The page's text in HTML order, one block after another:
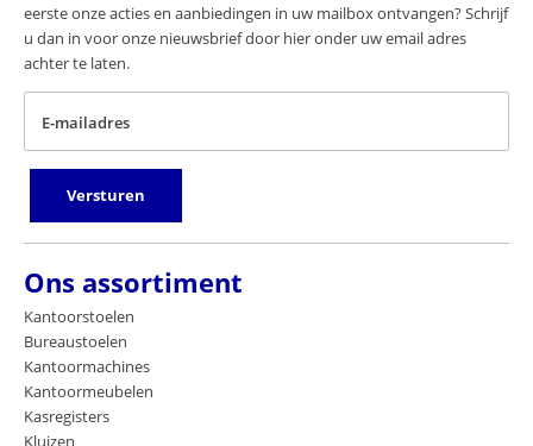
eerste onze acties en aanbiedingen in uw mailbox ontvangen? Schrijf
u dan in voor onze nieuwsbrief door hier onder uw email adres
achter te laten.
E-mailadres
Versturen
Ons assortiment
Kantoorstoelen
Bureaustoelen
Kantoormachines
Kantoormeubelen
Kasregisters
Kluizen